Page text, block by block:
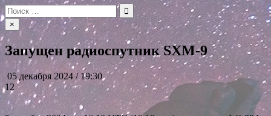
Искать:
×
Запущен радиоспутник SXM-9
05 декабря 2024 / 19:30
12